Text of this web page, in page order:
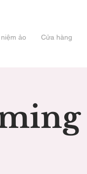
ảo Cửa hàng